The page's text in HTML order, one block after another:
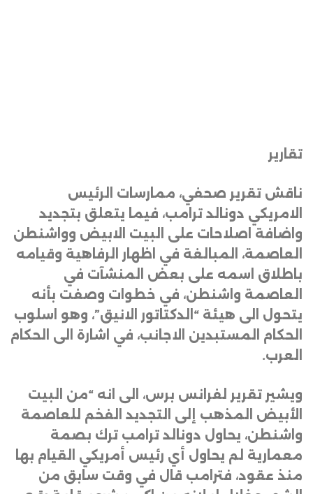
تقارير
ناقش تقرير صحفي، ممارسات الرئيس
الامريكي دونالد ترامب، فيما يتعلق بتجديد
واضافة اصلاحات على البيت الابيض وواشنطن
العاصمة، المبالغة في اظهار الرفاهية وقيامه
باطلاق اسمه على بعض المنشآت في
العاصمة واشنطن، في خطوات وصفت بأنه
يتحول الى هيئة “الدكتاتور الانيق”، وهو اسلوب
الحكام المستبدين الاجانب، في اشارة الى الحكام
العرب.
ويشير تقرير لفرانس برس، الى انه “من البيت
الأبيض المذهب إلى التجديد الفخم للعاصمة
واشنطن، يحاول دونالد ترامب ترك بصمة
معمارية لم يحاول أي رئيس أمريكي القيام بها
منذ عقود، فترامب قال في وقت سابق من